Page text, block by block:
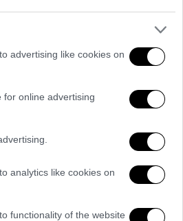
advertising like cookies on
for online advertising
analytics like cookies on
functionality of the website
ως πηγή
13 και
καθώς
έχει 12
μας είναι 12,
των
σε όλα αυτά